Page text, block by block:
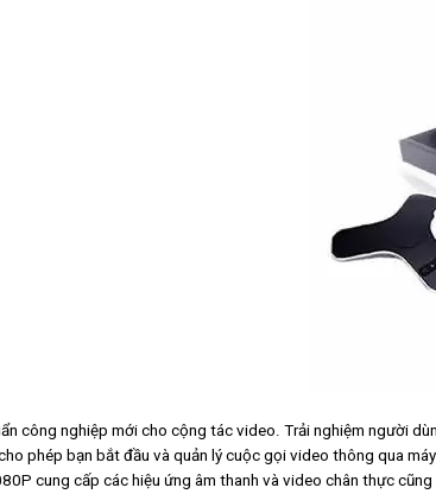
công nghiệp mới cho cộng tác video. Trải nghiệm người
phép bạn bắt đầu và quản lý cuộc gọi video thông qua
cung cấp các hiệu ứng âm thanh và video chân thực